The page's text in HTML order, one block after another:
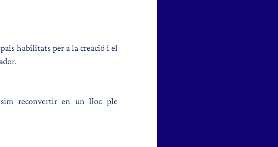
habilitats per a la creació i el
reconvertir en un lloc ple